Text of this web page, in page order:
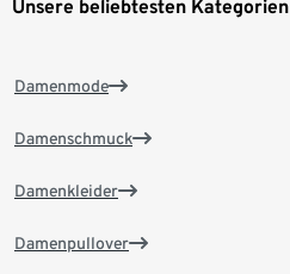
Unsere beliebtesten Kategorien
Damenmode
Damenschmuck
Damenkleider
Damenpullover